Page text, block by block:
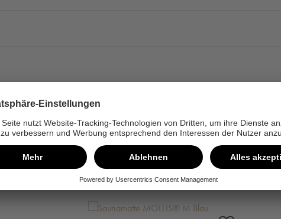
AUCH